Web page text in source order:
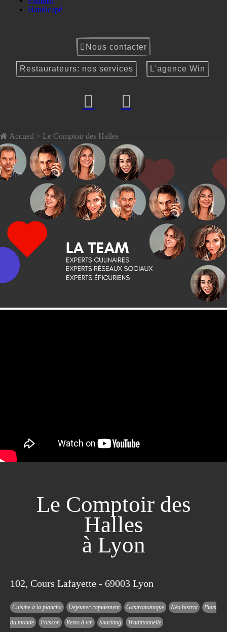
Handicapé
Nous contacter
Restaurateurs: nos services L'agence Win
Accueil > Le Comptoir des Halles
Le Comptoir des
Halles
à Lyon
102, Cours Lafayette - 69003 Lyon
Cuisine à la plancha Déjeuner rapidement Gastronomique Néo bistrot Plats
du monde Poisson Resto à vin Snacking Traditionnelle